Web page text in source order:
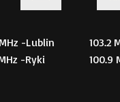
-Lublin
-Ryki
103.2
100.9